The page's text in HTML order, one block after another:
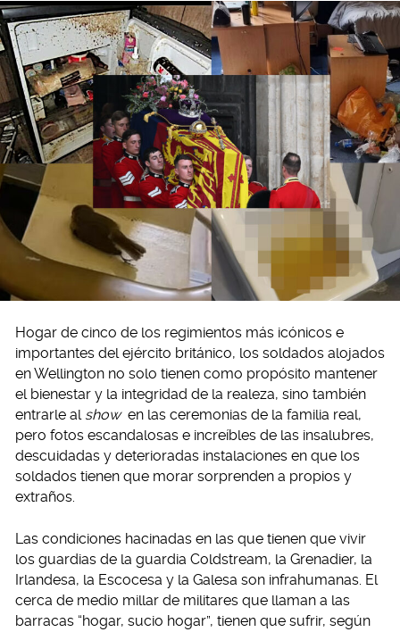
Hogar de cinco de los regimientos más icónicos e
importantes del ejército británico, los soldados alojados
en Wellington no solo tienen como propósito mantener
el bienestar y la integridad de la realeza, sino también
entrarle al show en las ceremonias de la familia real,
pero fotos escandalosas e increíbles de las insalubres,
descuidadas y deterioradas instalaciones en que los
soldados tienen que morar sorprenden a propios y
extraños.
Las condiciones hacinadas en las que tienen que vivir
los guardias de la guardia Coldstream, la Grenadier, la
Irlandesa, la Escocesa y la Galesa son infrahumanas. El
cerca de medio millar de militares que llaman a las
barracas “hogar, sucio hogar”, tienen que sufrir, según